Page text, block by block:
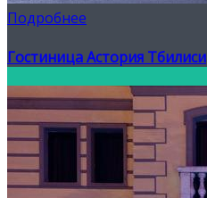
Подробнее
Гостиница Астория Тбилиси